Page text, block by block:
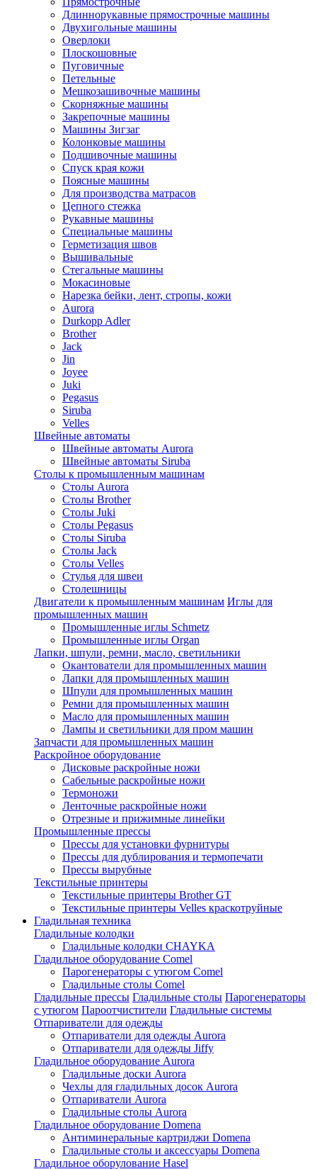
Длиннорукавные прямострочные машины
Двухигольные машины
Оверлоки
Плоскошовные
Пуговичные
Петельные
Мешкозашивочные машины
Скорняжные машины
Закрепочные машины
Машины Зигзаг
Колонковые машины
Подшивочные машины
Спуск края кожи
Поясные машины
Для производства матрасов
Цепного стежка
Рукавные машины
Специальные машины
Герметизация швов
Вышивальные
Стегальные машины
Мокасиновые
Нарезка бейки, лент, стропы, кожи
Aurora
Durkopp Adler
Brother
Jack
Jin
Joyee
Juki
Pegasus
Siruba
Velles
Швейные автоматы
Швейные автоматы Aurora
Швейные автоматы Siruba
Столы к промышленным машинам
Столы Aurora
Столы Brother
Столы Juki
Столы Pegasus
Столы Siruba
Столы Jack
Столы Velles
Стулья для швеи
Столешницы
Двигатели к промышленным машинам Иглы для
промышленных машин
Промышленные иглы Schmetz
Промышленные иглы Organ
Лапки, шпули, ремни, масло, светильники
Окантователи для промышленных машин
Лапки для промышленных машин
Шпули для промышленных машин
Ремни для промышленных машин
Масло для промышленных машин
Лампы и светильники для пром машин
Запчасти для промышленных машин
Раскройное оборудование
Дисковые раскройные ножи
Сабельные раскройные ножи
Термоножи
Ленточные раскройные ножи
Отрезные и прижимные линейки
Промышленные прессы
Прессы для установки фурнитуры
Прессы для дублирования и термопечати
Прессы вырубные
Текстильные принтеры
Текстильные принтеры Brother GT
Текстильные принтеры Velles краскотруйные
Гладильная техника
Гладильные колодки
Гладильные колодки CHAYKA
Гладильное оборудование Comel
Парогенераторы с утюгом Comel
Гладильные столы Comel
Гладильные прессы Гладильные столы Парогенераторы
с утюгом Пароотчистители Гладильные системы
Отпариватели для одежды
Отпариватели для одежды Aurora
Отпариватели для одежды Jiffy
Гладильное оборудование Aurora
Гладильные доски Aurora
Чехлы для гладильных досок Aurora
Отпариватели Aurora
Гладильные столы Aurora
Гладильное оборудование Domena
Антиминеральные картриджи Domena
Гладильные столы и аксессуары Domena
Гладильное оборулование Hasel